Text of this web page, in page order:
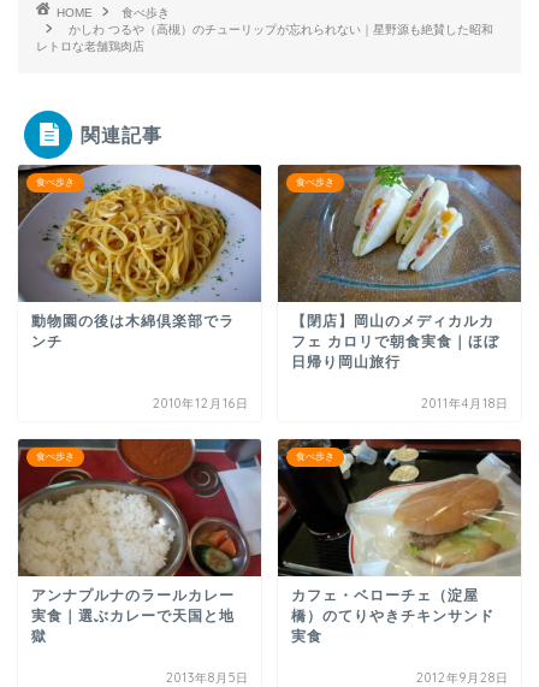
HOME
食べ歩き
かしわ つるや（高槻）のチューリップが忘れられない｜星野源も絶賛した昭和
レトロな老舗鶏肉店
関連記事
食べ歩き
動物園の後は木綿倶楽部でラ
ンチ
2010年12月16日
食べ歩き
【閉店】岡山のメディカルカ
フェ カロリで朝食実食｜ほぼ
日帰り岡山旅行
2011年4月18日
食べ歩き
アンナプルナのラールカレー
実食｜選ぶカレーで天国と地
獄
2013年8月5日
食べ歩き
カフェ・ベローチェ（淀屋
橋）のてりやきチキンサンド
実食
2012年9月28日